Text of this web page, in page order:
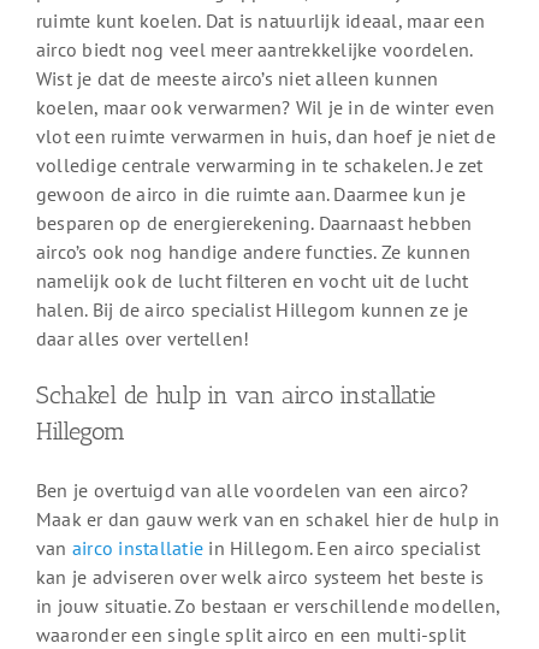
ruimte kunt koelen. Dat is natuurlijk ideaal, maar een
airco biedt nog veel meer aantrekkelijke voordelen.
Wist je dat de meeste airco’s niet alleen kunnen
koelen, maar ook verwarmen? Wil je in de winter even
vlot een ruimte verwarmen in huis, dan hoef je niet de
volledige centrale verwarming in te schakelen. Je zet
gewoon de airco in die ruimte aan. Daarmee kun je
besparen op de energierekening. Daarnaast hebben
airco’s ook nog handige andere functies. Ze kunnen
namelijk ook de lucht filteren en vocht uit de lucht
halen. Bij de airco specialist Hillegom kunnen ze je
daar alles over vertellen!
Schakel de hulp in van airco installatie
Hillegom
Ben je overtuigd van alle voordelen van een airco?
Maak er dan gauw werk van en schakel hier de hulp in
van airco installatie in Hillegom. Een airco specialist
kan je adviseren over welk airco systeem het beste is
in jouw situatie. Zo bestaan er verschillende modellen,
waaronder een single split airco en een multi-split